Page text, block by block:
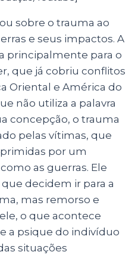
sobre o trauma ao
e seus impactos. A
principalmente para o
que já cobriu conflitos
Oriental e América do
não utiliza a palavra
concepção, o trauma
pelas vítimas, que
por um
as guerras. Ele
decidem ir para a
mas remorso e
o que acontece
a psique do indivíduo
situações